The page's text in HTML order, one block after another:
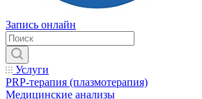
Запись онлайн
Услуги
PRP-терапия (плазмотерапия)
Медицинские анализы